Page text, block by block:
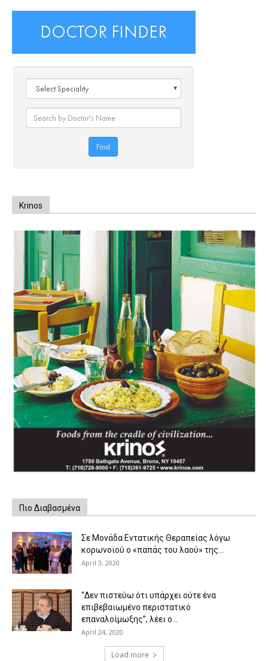
Krinos
Πιο Διαβασμένα
Σε Μονάδα Εντατικής Θεραπείας λόγω
κορωνοϊού ο «παπάς του λαού» της...
April 3, 2020
“Δεν πιστεύω ότι υπάρχει ούτε ένα
επιβεβαιωμένο περιστατικό
επαναλοίμωξης”, λέει ο...
April 24, 2020
Load more